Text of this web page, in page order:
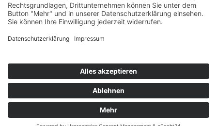
Datenschutz Social Networks
Mediadaten